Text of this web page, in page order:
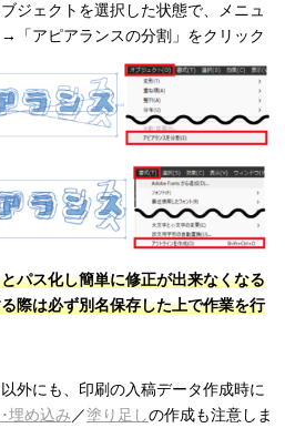
ジェクトを選択した状態で、メニュ
「アピアランスの分割」をクリック
パス化し簡単に修正が出来なくなる
際は必ず別名保存した上で作業を行
外にも、印刷の入稿データ作成時に
埋め込み ／塗り足しの作成も注意しま